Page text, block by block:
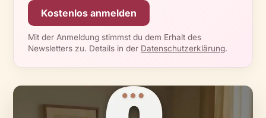
Kostenlos anmelden
Mit der Anmeldung stimmst du dem Erhalt des
Newsletters zu. Details in der Datenschutzerklärung.